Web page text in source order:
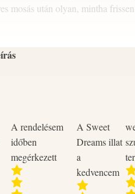
mosás után olyan, mintha frissen
a hálószobába!
A rendelésem
időben
megérkezett
A Sweet
Dreams illat
a
kedvencem